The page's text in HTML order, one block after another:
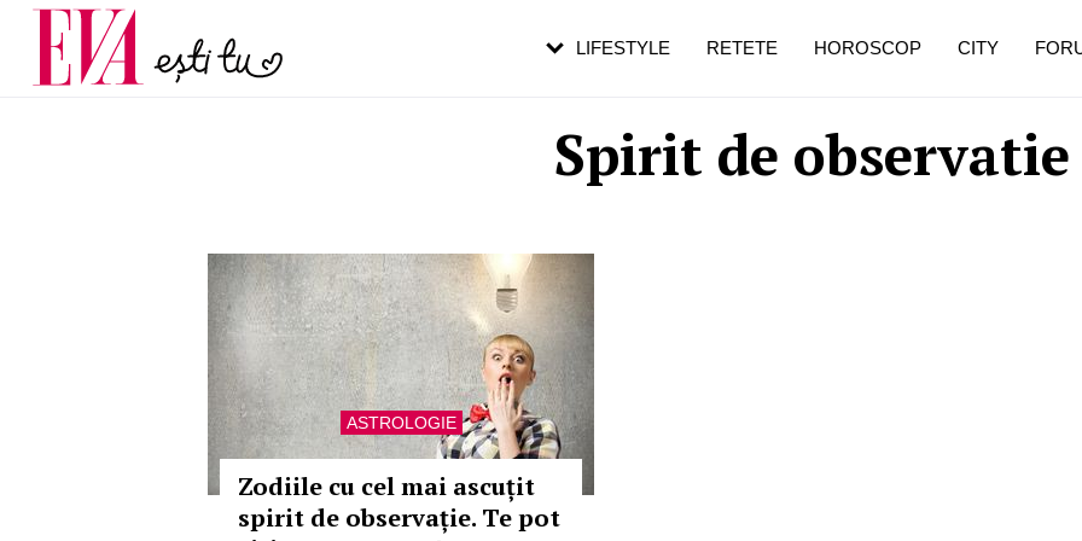
Spirit de observatie
ASTROLOGIE
Zodiile cu cel mai ascuțit
spirit de observație. Te pot
LIFESTYLE RETETE HOROSCOP CITY
Carieră
Actualitate
pe măsură ce înaintezi în vârstă
de dureroasă este investigația